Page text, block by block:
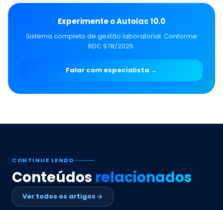
Experimente o Autolac 10.0
Sistema completo de gestão laboratorial. Conforme
RDC 978/2025.
Falar com especialista →
CONTINUE LENDO
Conteúdos relacionados
Ver todos os artigos